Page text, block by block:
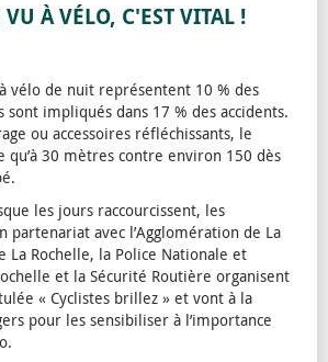
VU À VÉLO, C'EST VITAL !
vélo de nuit représentent 10 % des
sont impliqués dans 17 % des accidents.
ou accessoires réfléchissants, le
qu’à 30 mètres contre environ 150 dès
les jours raccourcissent, les
partenariat avec l’Agglomération de La
La Rochelle, la Police Nationale et
et la Sécurité Routière organisent
« Cyclistes brillez » et vont à la
pour les sensibiliser à l’importance